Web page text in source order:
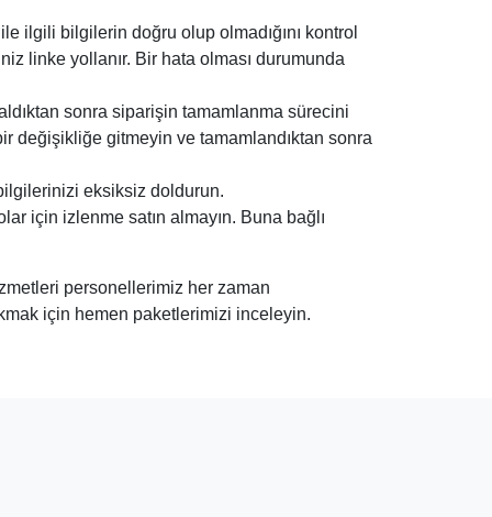
ilgili bilgilerin doğru olup olmadığını kontrol
linke yollanır. Bir hata olması durumunda
sonra siparişin tamamlanma sürecini
değişikliğe gitmeyin ve tamamlandıktan sonra
eksiksiz doldurun.
için izlenme satın almayın. Buna bağlı
personellerimiz her zaman
için hemen paketlerimizi inceleyin.